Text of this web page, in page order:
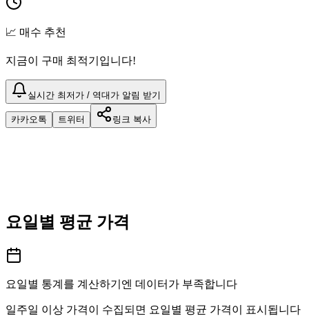
📈 매수 추천
지금이 구매 최적기입니다!
실시간 최저가 / 역대가 알림 받기
카카오톡 트위터 링크 복사
요일별 평균 가격
요일별 통계를 계산하기엔 데이터가 부족합니다
일주일 이상 가격이 수집되면 요일별 평균 가격이 표시됩니다